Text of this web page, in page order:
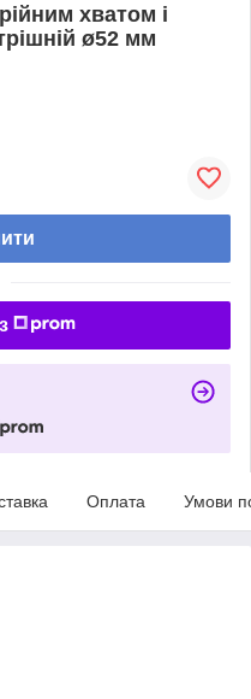
хватом і
ø52 мм
Оплата Умови